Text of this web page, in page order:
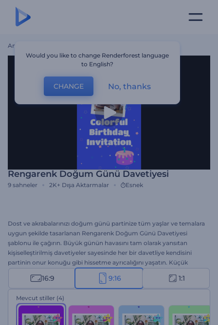
Ana Sayfa
Rengarenk Doğum Günü Davetiyesi
9 sahneler 2K+ Dışa Aktarmalar Esnek
Dost ve akrabalarınızı doğum günü partinize tüm yaşlar ve temalara
uygun şekilde tasarlanan Rengarenk Doğum Günü Davetiyesi
şablonu ile çağırın. Büyük günün havasını tam olarak yansıtan
kişiselleştirilmiş davetiyeler sayesinde her bir davetliye kendisini
partinin onur konuğu gibi hissetme ayrıcalığını yaşatın. Küçük
toplantılardan büyük kutlamalara kadar her türlü etkinlik için
kullanabilen bu şablon ile parti hakkında fikir verin. Özelleştirmek de
çocuk oyuncağı: favori sahnenizi seçin, yazıları girin, medya
dosyalarını yükleyin ve neşeli bir müzik parçası ile videonuza son
16:9 9:16 1:1
Mevcut stiller (4)
Would you like to change Renderforest language
to English?
CHANGE No, thanks